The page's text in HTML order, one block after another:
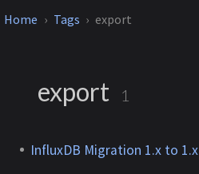
Home Tags export
export 1
InfluxDB Migration 1.x to 1.x